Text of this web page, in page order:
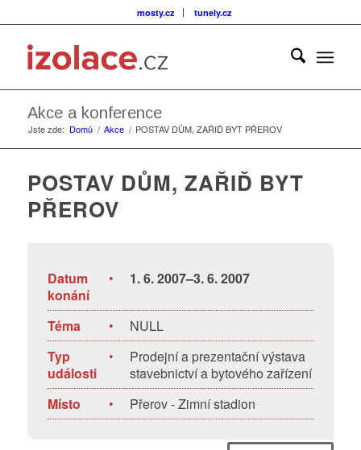
mosty.cz tunely.cz
Akce a konference
Jste zde: Domů / Akce / POSTAV DŮM, ZAŘIĎ BYT PŘEROV
POSTAV DŮM, ZAŘIĎ BYT
PŘEROV
Datum
konání
• 1. 6. 2007–3. 6. 2007
Téma •
NULL
Typ
události
•
Prodejní a prezentační výstava
stavebnictví a bytového zařízení
Místo
• Přerov - Zimní stadion